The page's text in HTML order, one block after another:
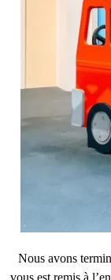
Nous avons
vous est remis à